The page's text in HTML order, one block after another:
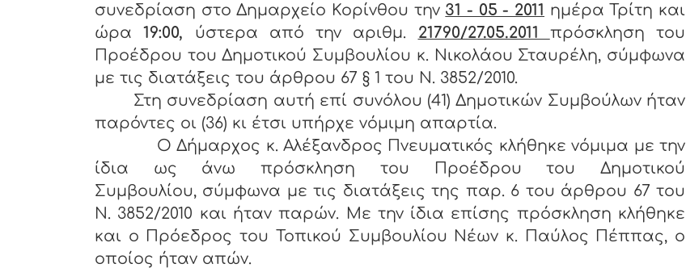
συνεδρίαση στο Δημαρχείο Κορίνθου την 31 - 05 - 2011 ημέρα Τρίτη και
ώρα19:00, ύστερα από την αριθμ. 21790/27.05.2011 πρόσκληση του
Προέδρου του Δημοτικού Συμβουλίου κ. Νικολάου Σταυρέλη, σύμφωνα
με τις διατάξεις του άρθρου 67 § 1 του Ν. 3852/2010.
Στη συνεδρίαση αυτή επί συνόλου (41) Δημοτικών Συμβούλων ήταν
παρόντες οι (36) κι έτσι υπήρχε νόμιμη απαρτία.
Ο Δήμαρχος κ. Αλέξανδρος Πνευματικός κλήθηκε νόμιμα με την
ίδια ως άνω πρόσκληση του Προέδρου του Δημοτικού
Συμβουλίου, σύμφωνα με τις διατάξεις της παρ. 6 του άρθρου 67 του
Ν. 3852/2010 και ήταν παρών. Με την ίδια επίσης πρόσκληση κλήθηκε
και ο Πρόεδρος του Τοπικού Συμβουλίου Νέων κ. Παύλος Πέππας, ο
οποίος ήταν απών.